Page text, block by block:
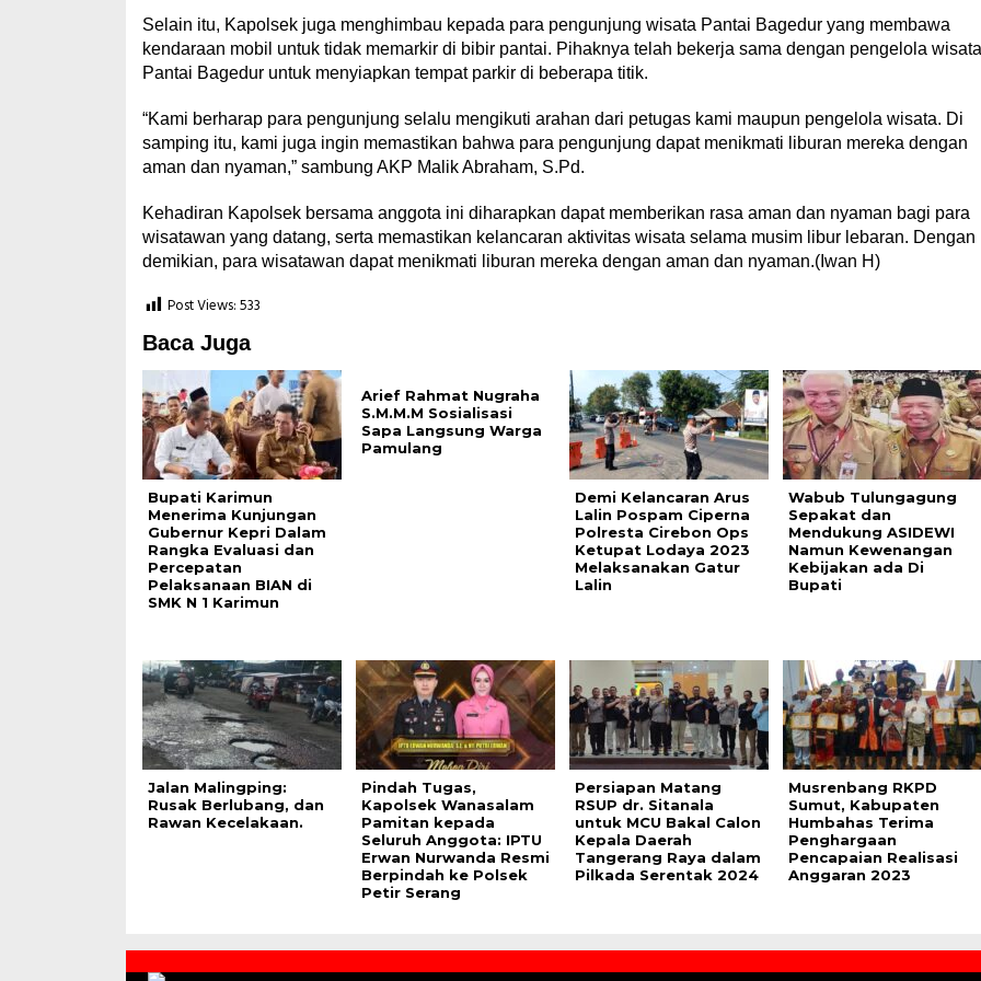
Selain itu, Kapolsek juga menghimbau kepada para pengunjung wisata Pantai Bagedur yang membawa
kendaraan mobil untuk tidak memarkir di bibir pantai. Pihaknya telah bekerja sama dengan pengelola wisata
Pantai Bagedur untuk menyiapkan tempat parkir di beberapa titik.
“Kami berharap para pengunjung selalu mengikuti arahan dari petugas kami maupun pengelola wisata. Di
samping itu, kami juga ingin memastikan bahwa para pengunjung dapat menikmati liburan mereka dengan
aman dan nyaman,” sambung AKP Malik Abraham, S.Pd.
Kehadiran Kapolsek bersama anggota ini diharapkan dapat memberikan rasa aman dan nyaman bagi para
wisatawan yang datang, serta memastikan kelancaran aktivitas wisata selama musim libur lebaran. Dengan
demikian, para wisatawan dapat menikmati liburan mereka dengan aman dan nyaman.(Iwan H)
Post Views:533
Baca Juga
Bupati Karimun
Menerima Kunjungan
Gubernur Kepri Dalam
Rangka Evaluasi dan
Percepatan
Pelaksanaan BIAN di
SMK N 1 Karimun
Arief Rahmat Nugraha
S.M.M.M Sosialisasi
Sapa Langsung Warga
Pamulang
Demi Kelancaran Arus
Lalin Pospam Ciperna
Polresta Cirebon Ops
Ketupat Lodaya 2023
Melaksanakan Gatur
Lalin
Wabub Tulungagung
Sepakat dan
Mendukung ASIDEWI
Namun Kewenangan
Kebijakan ada Di
Bupati
Jalan Malingping:
Rusak Berlubang, dan
Rawan Kecelakaan.
Pindah Tugas,
Kapolsek Wanasalam
Pamitan kepada
Seluruh Anggota: IPTU
Erwan Nurwanda Resmi
Berpindah ke Polsek
Petir Serang
Persiapan Matang
RSUP dr. Sitanala
untuk MCU Bakal Calon
Kepala Daerah
Tangerang Raya dalam
Pilkada Serentak 2024
Musrenbang RKPD
Sumut, Kabupaten
Humbahas Terima
Penghargaan
Pencapaian Realisasi
Anggaran 2023